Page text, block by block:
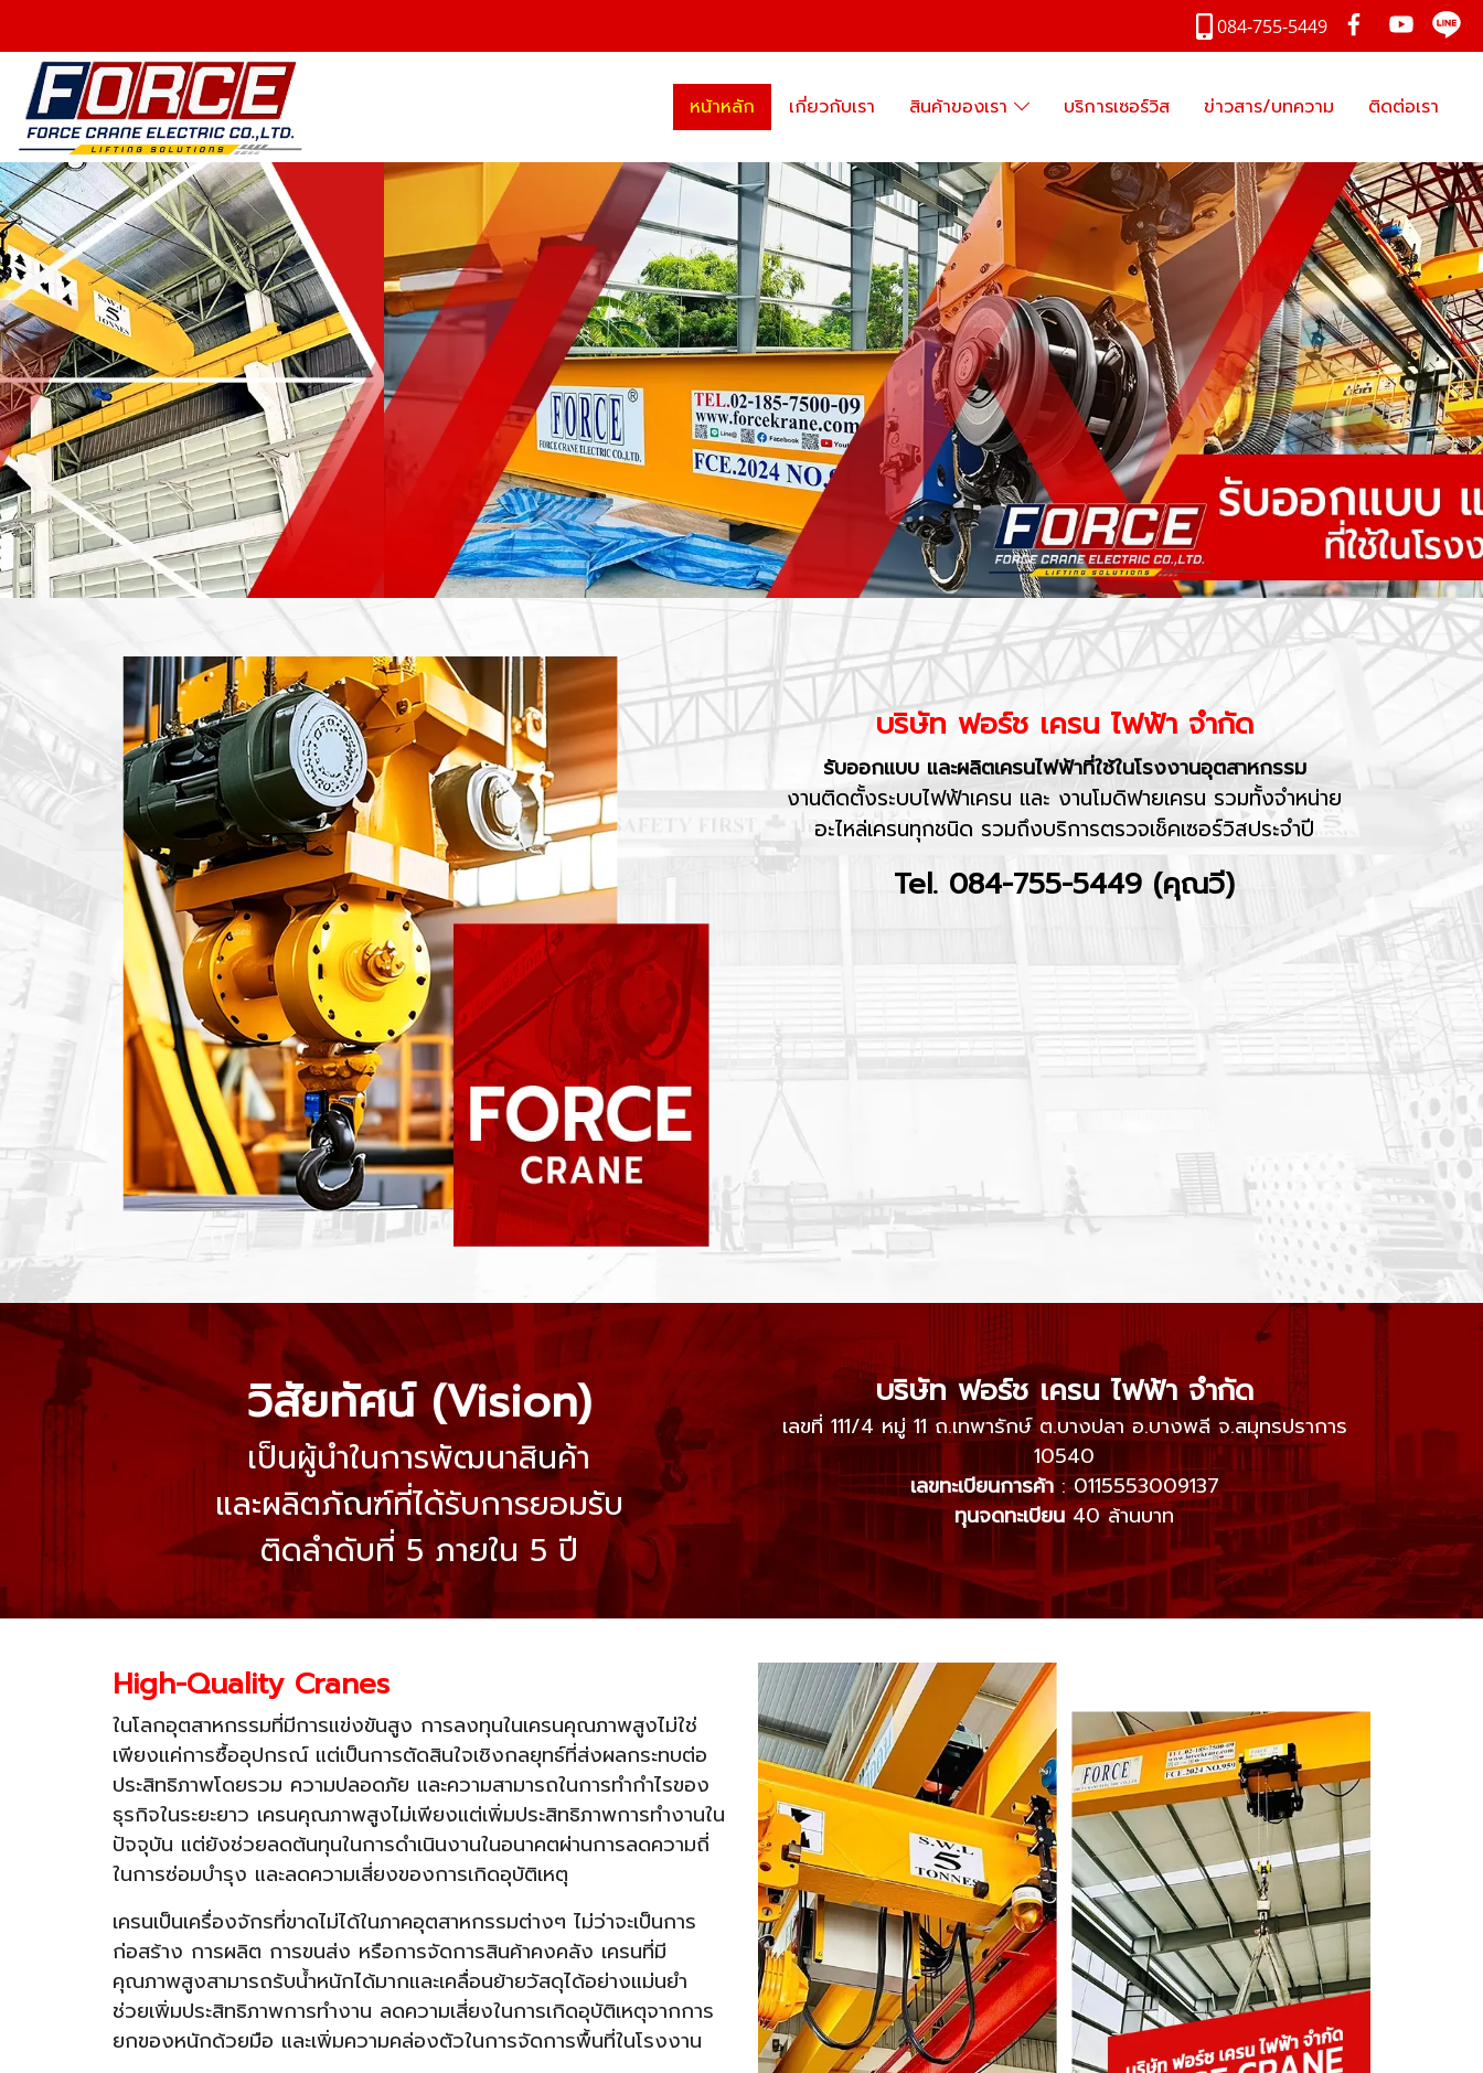
084-755-5449
หน้าหลัก เกี่ยวกับเรา สินค้าของเรา บริการเซอร์วิส ข่าวสาร/บทความ ติดต่อเรา
บริษัท ฟอร์ช เครน ไฟฟ้า จำกัด
รับออกแบบ และผลิตเครนไฟฟ้าที่ใช้ในโรงงานอุตสาหกรรม
งานติดตั้งระบบไฟฟ้าเครน และ งานโมดิฟายเครน รวมทั้งจำหน่าย
อะไหล่เครนทุกชนิด รวมถึงบริการตรวจเช็คเซอร์วิสประจำปี
Tel. 084-755-5449 (คุณวี)
วิสัยทัศน์ (Vision)
เป็นผู้นำในการพัฒนาสินค้า
และผลิตภัณฑ์ที่ได้รับการยอมรับ
ติดลำดับที่ 5 ภายใน 5 ปี
บริษัท ฟอร์ช เครน ไฟฟ้า จำกัด
เลขที่ 111/4 หมู่ 11 ถ.เทพารักษ์ ต.บางปลา อ.บางพลี จ.สมุทรปราการ
10540
เลขทะเบียนการค้า: 0115553009137
ทุนจดทะเบียน40 ล้านบาท
High-Quality Cranes
ในโลกอุตสาหกรรมที่มีการแข่งขันสูง การลงทุนในเครนคุณภาพสูงไม่ใช่
เพียงแค่การซื้ออุปกรณ์ แต่เป็นการตัดสินใจเชิงกลยุทธ์ที่ส่งผลกระทบต่อ
ประสิทธิภาพโดยรวม ความปลอดภัย และความสามารถในการทำกำไรของ
ธุรกิจในระยะยาว เครนคุณภาพสูงไม่เพียงแต่เพิ่มประสิทธิภาพการทำงานใน
ปัจจุบัน แต่ยังช่วยลดต้นทุนในการดำเนินงานในอนาคตผ่านการลดความถี่
ในการซ่อมบำรุง และลดความเสี่ยงของการเกิดอุบัติเหตุ
เครนเป็นเครื่องจักรที่ขาดไม่ได้ในภาคอุตสาหกรรมต่างๆ ไม่ว่าจะเป็นการ
ก่อสร้าง การผลิต การขนส่ง หรือการจัดการสินค้าคงคลัง เครนที่มี
คุณภาพสูงสามารถรับน้ำหนักได้มากและเคลื่อนย้ายวัสดุได้อย่างแม่นยำ
ช่วยเพิ่มประสิทธิภาพการทำงาน ลดความเสี่ยงในการเกิดอุบัติเหตุจากการ
ยกของหนักด้วยมือ และเพิ่มความคล่องตัวในการจัดการพื้นที่ในโรงงาน